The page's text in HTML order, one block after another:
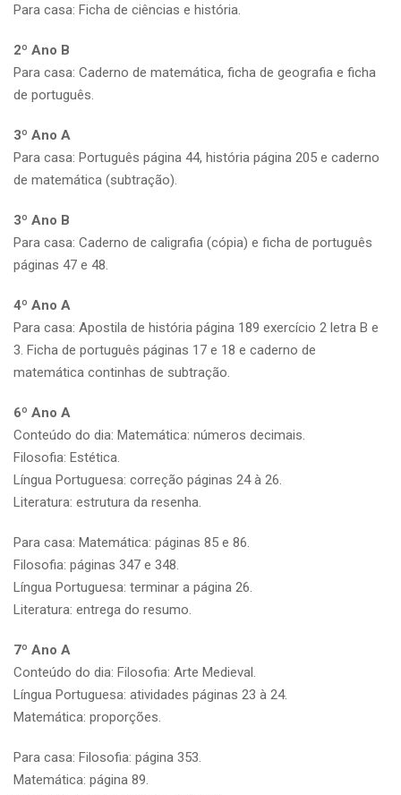
Para casa: Ficha de ciências e história.
2º Ano B
Para casa: Caderno de matemática, ficha de geografia e ficha
de português.
3º Ano A
Para casa: Português página 44, história página 205 e caderno
de matemática (subtração).
3º Ano B
Para casa: Caderno de caligrafia (cópia) e ficha de português
páginas 47 e 48.
4º Ano A
Para casa: Apostila de história página 189 exercício 2 letra B e
3. Ficha de português páginas 17 e 18 e caderno de
matemática continhas de subtração.
6º Ano A
Conteúdo do dia: Matemática: números decimais.
Filosofia: Estética.
Língua Portuguesa: correção páginas 24 à 26.
Literatura: estrutura da resenha.
Para casa: Matemática: páginas 85 e 86.
Filosofia: páginas 347 e 348.
Língua Portuguesa: terminar a página 26.
Literatura: entrega do resumo.
7º Ano A
Conteúdo do dia: Filosofia: Arte Medieval.
Língua Portuguesa: atividades páginas 23 à 24.
Matemática: proporções.
Para casa: Filosofia: página 353.
Matemática: página 89.